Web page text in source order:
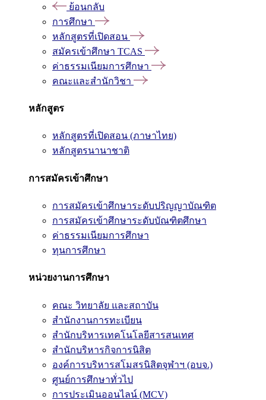
ย้อนกลับ
การศึกษา
หลักสูตรที่เปิดสอน
สมัครเข้าศึกษา TCAS
ค่าธรรมเนียมการศึกษา
คณะและสำนักวิชา
หลักสูตร
หลักสูตรที่เปิดสอน (ภาษาไทย)
หลักสูตรนานาชาติ
การสมัครเข้าศึกษา
การสมัครเข้าศึกษาระดับปริญญาบัณฑิต
การสมัครเข้าศึกษาระดับบัณฑิตศึกษา
ค่าธรรมเนียมการศึกษา
ทุนการศึกษา
หน่วยงานการศึกษา
คณะ วิทยาลัย และสถาบัน
สำนักงานการทะเบียน
สำนักบริหารเทคโนโลยีสารสนเทศ
สำนักบริหารกิจการนิสิต
องค์การบริหารสโมสรนิสิตจุฬาฯ (อบจ.)
ศูนย์การศึกษาทั่วไป
การประเมินออนไลน์ (MCV)